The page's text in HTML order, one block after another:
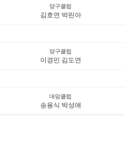
양구클럽
김호연 박린아
양구클럽
이경민 김도연
대암클럽
송용식 박성애